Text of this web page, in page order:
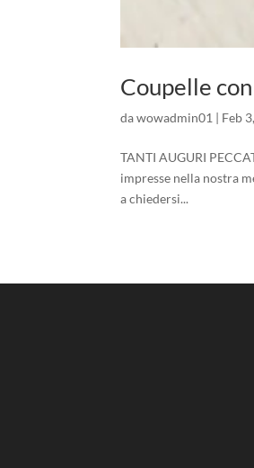
Coupelle
dawowadmin01 | Feb
TANTI AUGURI
impresse nella nostra
a chiedersi...